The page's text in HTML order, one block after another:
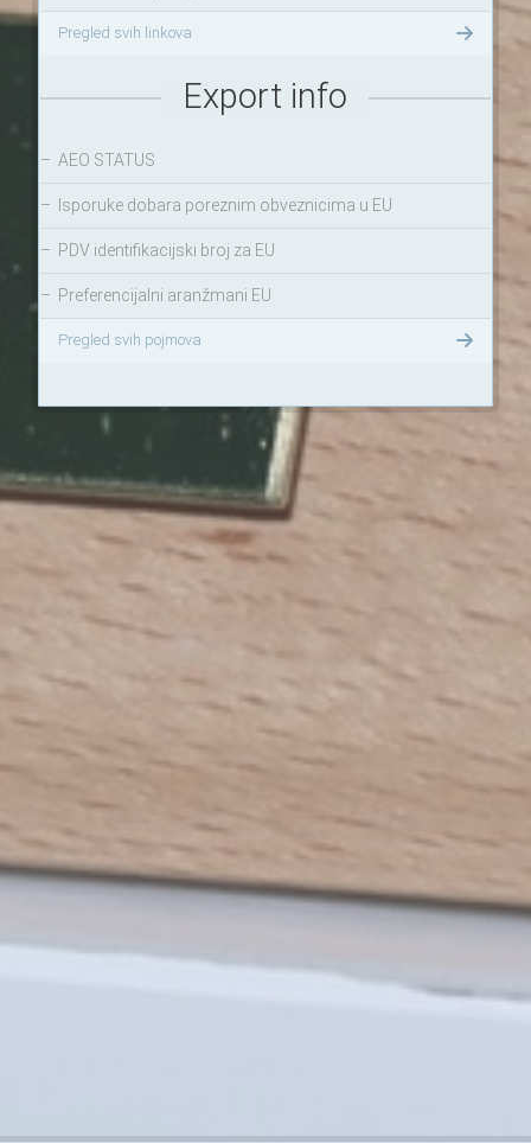
Pregled svih linkova
Export info
– AEO STATUS
– Isporuke dobara poreznim obveznicima u EU
– PDV identifikacijski broj za EU
– Preferencijalni aranžmani EU
Pregled svih pojmova